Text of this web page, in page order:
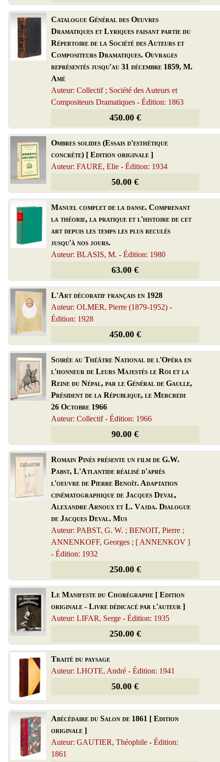
Catalogue Général des Oeuvres
Dramatiques et Lyriques faisant partie du
Répertoire de la Société des Auteurs et
Compositeurs Dramatiques. Ouvrages
représentés jusqu'au 31 décembre 1859, M.
Amé
Auteur: Collectif ; Société des Auteurs et
Compositeurs Dramatiques - Édition: 1863
450.00 €
Ombres solides (Essais d'esthétique
concrète) [ Edition originale ]
Auteur: FAURE, Elie - Édition: 1934
50.00 €
Manuel complet de la danse. Comprenant
la théorie, la pratique et l'histoire de cet
art depuis les temps les plus reculés
jusqu'à nos jours.
Auteur: BLASIS, M. - Édition: 1980
63.00 €
L'Art décoratif français en 1928
Auteur: OLMER, Pierre (1879-1952) -
Édition: 1928
450.00 €
Soirée au Théâtre National de l'Opéra en
l'honneur de Leurs Majestés le Roi et la
Reine du Népal, par le Général de Gaulle,
Président de la République, le Mercredi
26 Octobre 1966
Auteur: Collectif - Édition: 1966
90.00 €
Romain Pinès présente un film de G.W.
Pabst, L'Atlantide réalisé d'après
l'oeuvre de Pierre Benoît. Adaptation
cinématographique de Jacques Deval,
Alexandre Arnoux et L. Vajda. Dialogue
de Jacques Deval. Mus
Auteur: PABST, G. W. ; BENOIT, Pierre ;
ANNENKOFF, Georges ; [ ANNENKOV ]
- Édition: 1932
250.00 €
Le Manifeste du Chorégraphe [ Edition
originale - Livre dédicacé par l'auteur ]
Auteur: LIFAR, Serge - Édition: 1935
250.00 €
Traité du paysage
Auteur: LHOTE, André - Édition: 1941
50.00 €
Abécédaire du Salon de 1861 [ Edition
originale ]
Auteur: GAUTIER, Théophile - Édition:
1861